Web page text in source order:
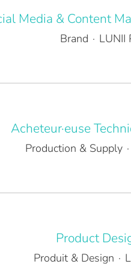
Media & Content
Brand · LUNII
Acheteur·euse
Production & Supply ·
Product
Produit & Design ·